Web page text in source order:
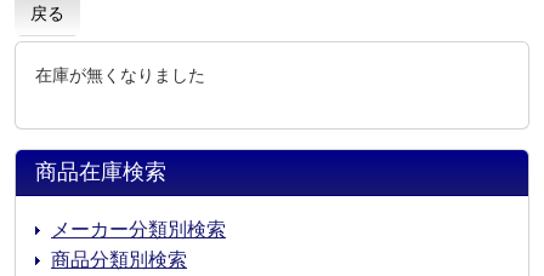
戻る
在庫が無くなりました
商品在庫検索
メーカー分類別検索
商品分類別検索